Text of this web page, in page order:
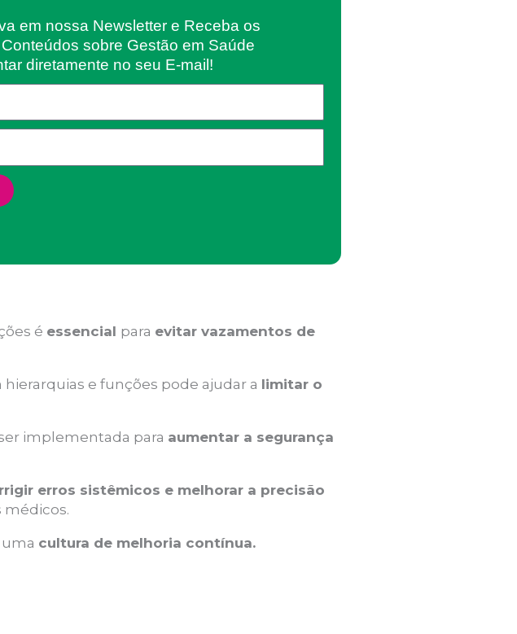
em nossa Newsletter e Receba os
sobre Gestão em Saúde
diretamente no seu E-mail!
é essencial para evitar vazamentos de
hierarquias e funções pode ajudar a limitar o
implementada para aumentar a segurança
erros sistêmicos e melhorar a precisão
médicos.
cultura de melhoria contínua.